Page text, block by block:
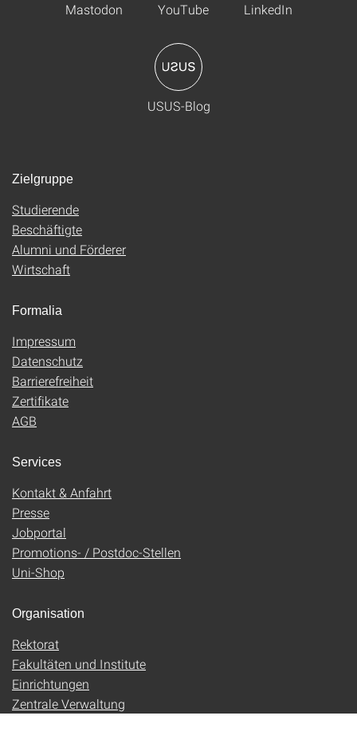
Mastodon YouTube LinkedIn
USUS-Blog
Zielgruppe
Studierende
Beschäftigte
Alumni und Förderer
Wirtschaft
Formalia
Impressum
Datenschutz
Barrierefreiheit
Zertifikate
AGB
Services
Kontakt & Anfahrt
Presse
Jobportal
Promotions- / Postdoc-Stellen
Uni-Shop
Organisation
Rektorat
Fakultäten und Institute
Einrichtungen
Zentrale Verwaltung